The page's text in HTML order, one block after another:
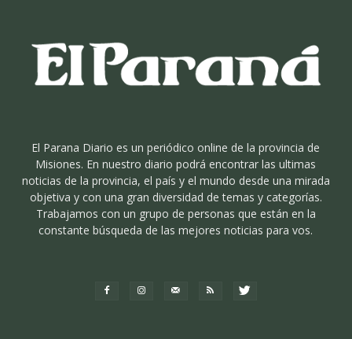
El Parana Diario es un periódico online de la provincia de
Misiones. En nuestro diario podrá encontrar las ultimas
noticias de la provincia, el país y el mundo desde una mirada
objetiva y con una gran diversidad de temas y categorías.
Trabajamos con un grupo de personas que están en la
constante búsqueda de las mejores noticias para vos.